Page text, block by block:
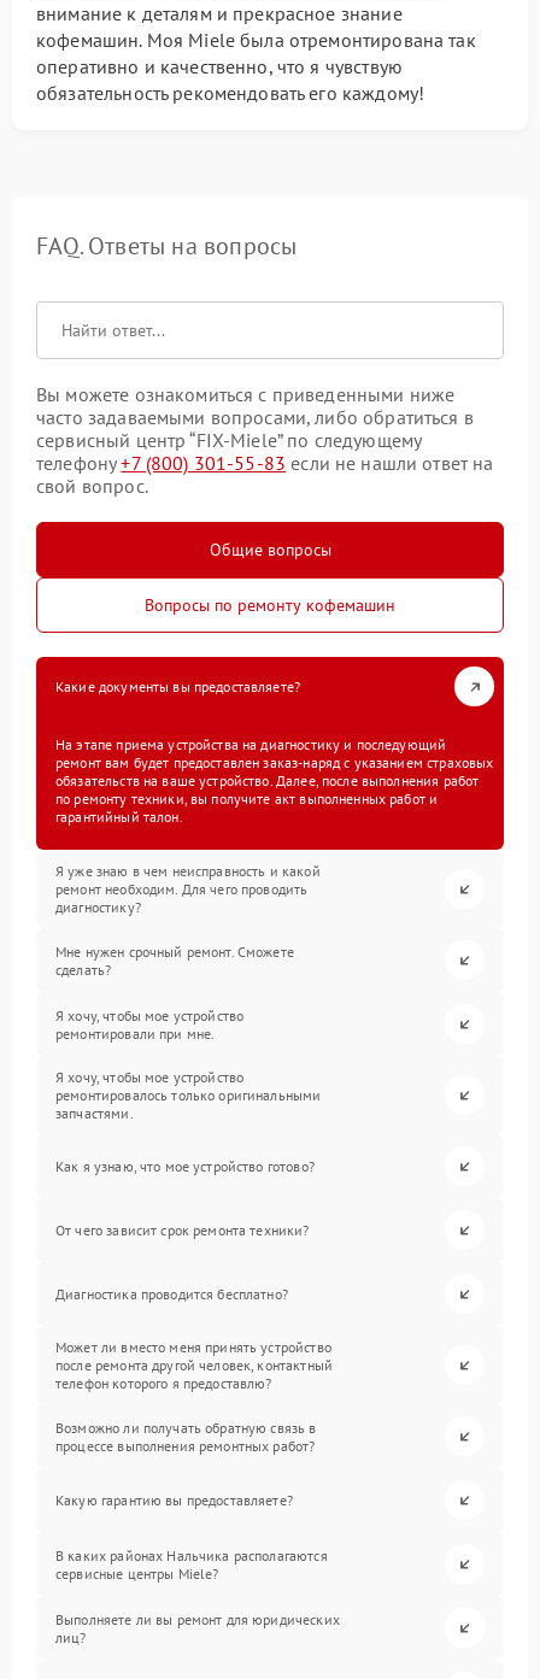
внимание к деталям и прекрасное знание
кофемашин. Моя Miele была отремонтирована так
оперативно и качественно, что я чувствую
обязательность рекомендовать его каждому!
FAQ. Ответы на вопросы
Вы можете ознакомиться с приведенными ниже
часто задаваемыми вопросами, либо обратиться в
сервисный центр “FIX-Miele” по следующему
телефону+7 (800) 301-55-83 если не нашли ответ на
свой вопрос.
Общие вопросы
Вопросы по ремонту кофемашин
Какие документы вы предоставляете?
На этапе приема устройства на диагностику и последующий
ремонт вам будет предоставлен заказ-наряд с указанием страховых
обязательств на ваше устройство. Далее, после выполнения работ
по ремонту техники, вы получите акт выполненных работ и
гарантийный талон.
Я уже знаю в чем неисправность и какой
ремонт необходим. Для чего проводить
диагностику?
Мне нужен срочный ремонт. Сможете
сделать?
Я хочу, чтобы мое устройство
ремонтировали при мне.
Я хочу, чтобы мое устройство
ремонтировалось только оригинальными
запчастями.
Как я узнаю, что мое устройство готово?
От чего зависит срок ремонта техники?
Диагностика проводится бесплатно?
Может ли вместо меня принять устройство
после ремонта другой человек, контактный
телефон которого я предоставлю?
Возможно ли получать обратную связь в
процессе выполнения ремонтных работ?
Какую гарантию вы предоставляете?
В каких районах Нальчика располагаются
сервисные центры Miele?
Выполняете ли вы ремонт для юридических
лиц?